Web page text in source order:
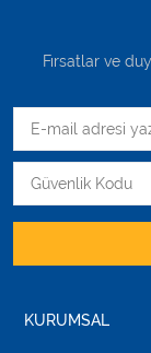
Fırsatlar ve
KURUMSAL